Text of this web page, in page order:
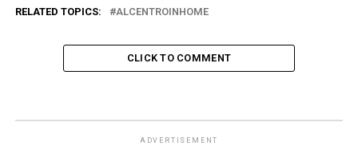
RELATED TOPICS: ALCENTROINHOME
CLICK TO COMMENT